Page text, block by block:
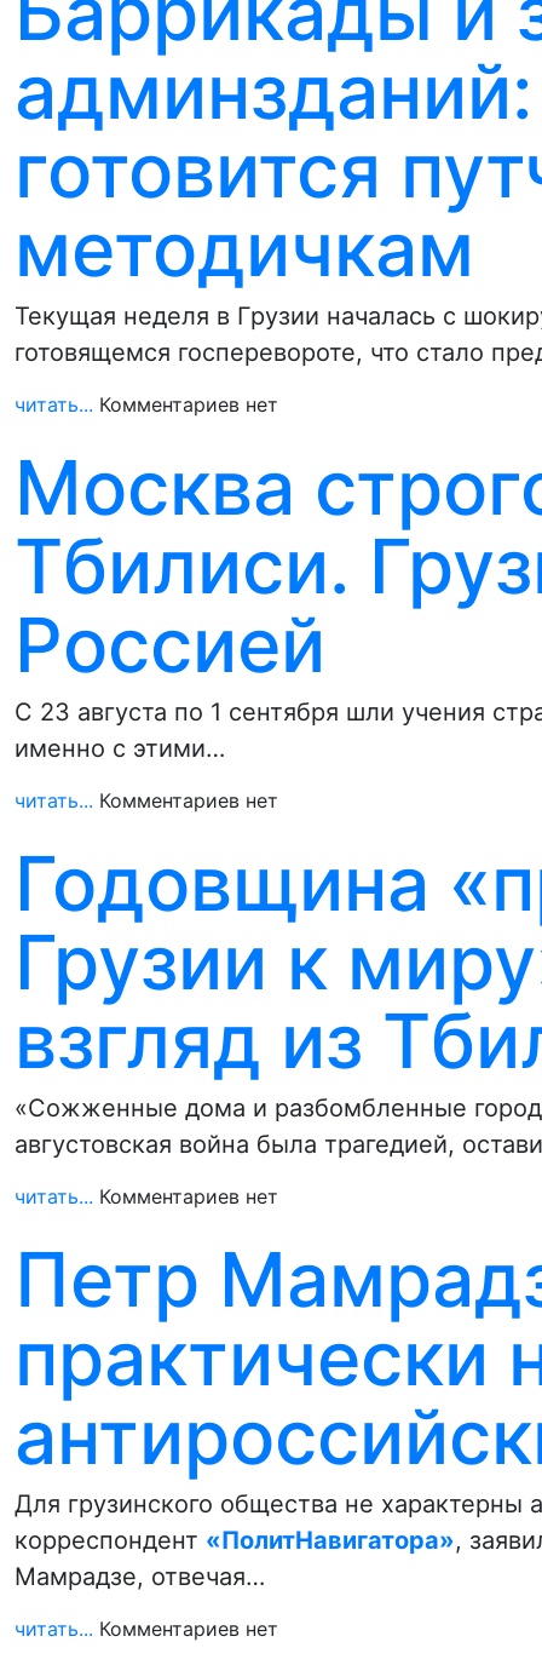
готовится
методичкам
Текущая неделя в Грузии началась с
готовящемся госперевороте, что стало
читать... Комментариев нет
Москва
Тбилиси.
Россией
С 23 августа по 1 сентября шли учения
именно с этими…
читать... Комментариев нет
Годовщина
Грузии к
взгляд из
«Сожженные дома и разбомбленные
августовская война была трагедией,
читать... Комментариев нет
Петр
практически
Для грузинского общества не характерны
корреспондент «ПолитНавигатора»,
Мамрадзе, отвечая…
читать... Комментариев нет